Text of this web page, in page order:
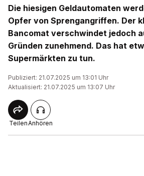
Die hiesigen Geldautomaten
Opfer von Sprengangriffen. Der
Bancomat verschwindet jedoch
Gründen zunehmend. Das hat
Supermärkten zu tun.
Publiziert: 21.07.2025 um 13:01 Uhr
Aktualisiert: 21.07.2025 um 13:07 Uhr
TeilenAnhören